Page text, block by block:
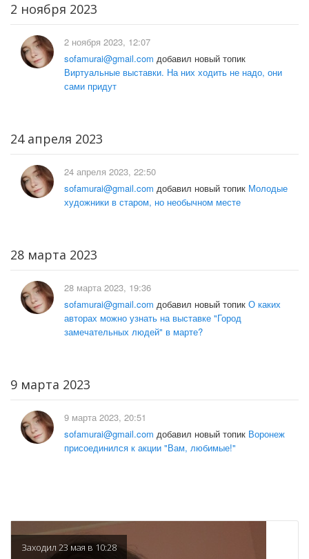
2 ноября 2023
2 ноября 2023, 12:07
sofamurai@gmail.com добавил новый топик
Виртуальные выставки. На них ходить не надо, они
сами придут
24 апреля 2023
24 апреля 2023, 22:50
sofamurai@gmail.com добавил новый топик Молодые
художники в старом, но необычном месте
28 марта 2023
28 марта 2023, 19:36
sofamurai@gmail.com добавил новый топик О каких
авторах можно узнать на выставке "Город
замечательных людей" в марте?
9 марта 2023
9 марта 2023, 20:51
sofamurai@gmail.com добавил новый топик Воронеж
присоединился к акции "Вам, любимые!"
Заходил 23 мая в 10:28